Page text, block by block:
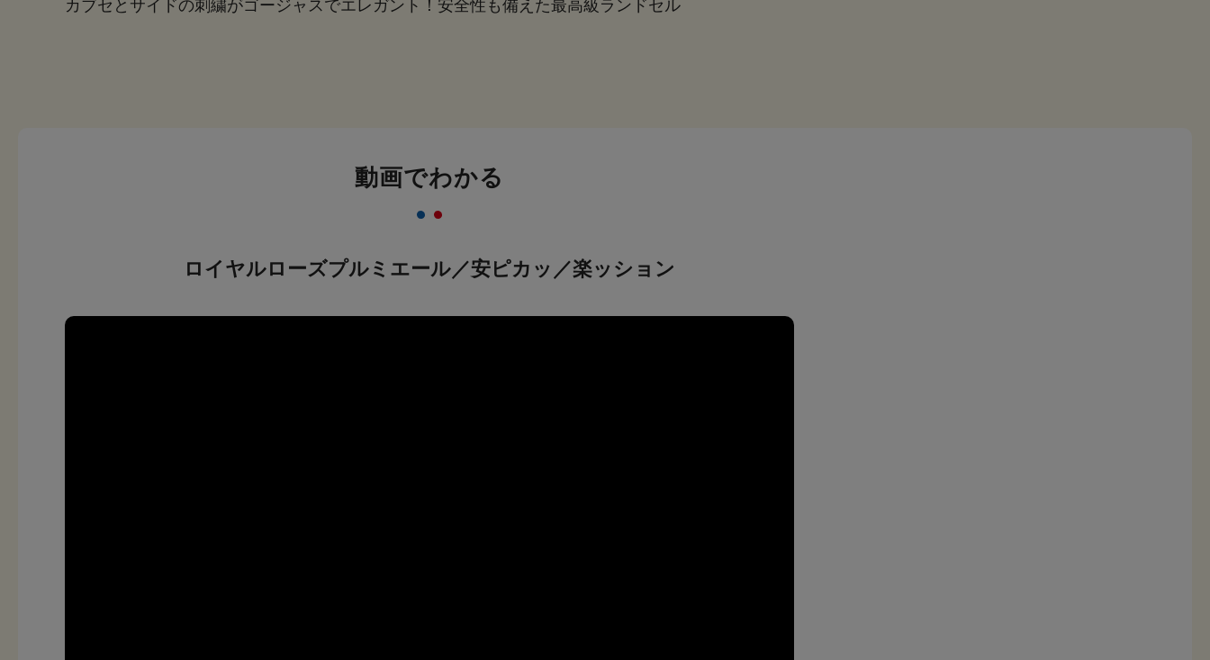
カブセとサイドの刺繍がゴージャスでエレガント！安全性も備えた最高級ランドセル
動画でわかる
ロイヤルローズプルミエール／安ピカッ／楽ッション